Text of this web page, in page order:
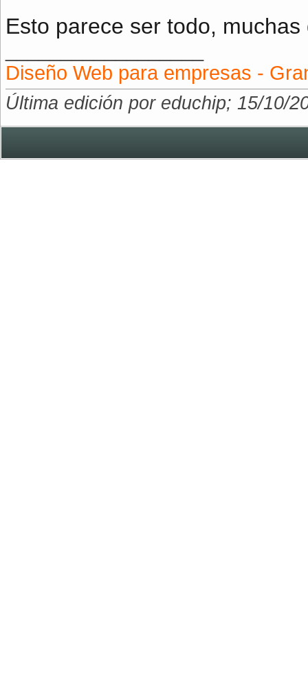
Esto parece ser todo,
Diseño Web para empresas -
Última edición por educhip; 15/10/